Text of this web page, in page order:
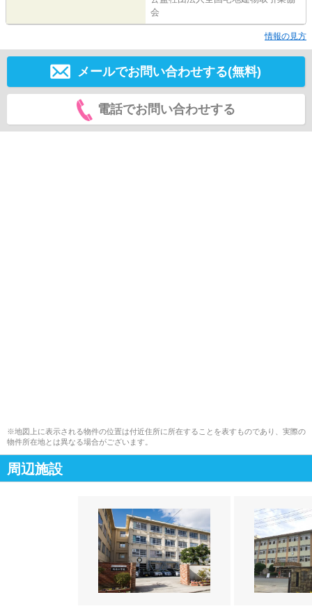
会
情報の見方
メールでお問い合わせする(無料)
電話でお問い合わせする
※地図上に表示される物件の位置は付近住所に所在することを表すものであり、実際の
物件所在地とは異なる場合がございます。
周辺施設